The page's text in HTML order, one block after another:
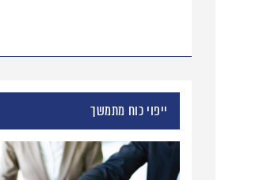
ייפוי כוח מתמשך